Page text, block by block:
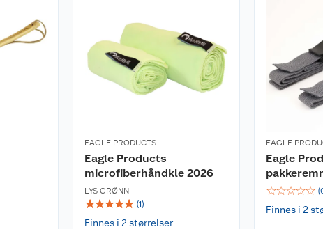
EAGLE PRODUCTS
Eagle Products
microfiberhåndkle 2026
LYS GRØNN
☆☆☆☆☆ (1)
Finnes i 2 størrelser
EAGLE
Eagle
☆☆☆☆☆ (
Finnes i 2